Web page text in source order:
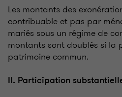
Les montants des
contribuable et pas par
mariés sous un régime de
montants sont doublés si la
patrimoine commun.
II. Participation